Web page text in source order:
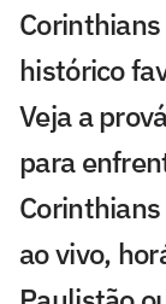
histórico
Veja a
para
ao vivo,